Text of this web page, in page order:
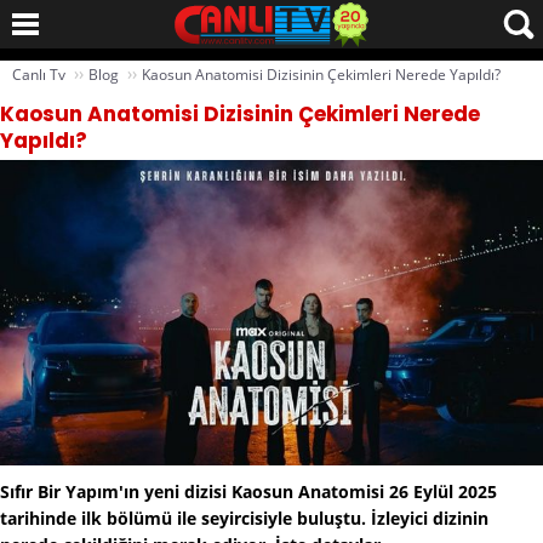
Canlı Tv ›› Blog ›› Kaosun Anatomisi Dizisinin Çekimleri Nerede Yapıldı?
Kaosun Anatomisi Dizisinin Çekimleri Nerede
Yapıldı?
Sıfır Bir Yapım'ın yeni dizisi Kaosun Anatomisi 26 Eylül 2025
tarihinde ilk bölümü ile seyircisiyle buluştu. İzleyici dizinin